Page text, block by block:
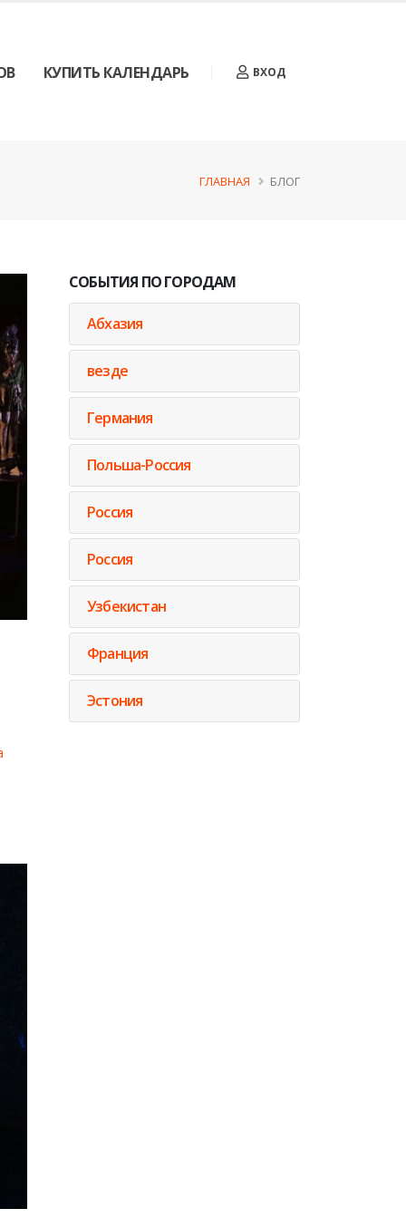
КУПИТЬ КАЛЕНДАРЬ ВХОД
ГЛАВНАЯ БЛОГ
СОБЫТИЯ ПО ГОРОДАМ
Абхазия
везде
Германия
Польша-Россия
Россия
Россия
Узбекистан
Франция
Эстония